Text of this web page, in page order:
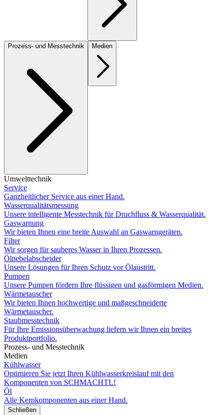
Prozess- und Messtechnik Medien
Umwelttechnik
Service
Ganzheitlicher Service aus einer Hand.
Wasserqualitätsmessung
Unsere intelligente Messtechnik für Druchfluss & Wasserqualität.
Gaswarnung
Wir bieten Ihnen eine breite Auswahl an Gaswarngeräten.
Filter
Wir sorgen für sauberes Wasser in Ihren Prozessen.
Ölnebelabscheider
Unsere Lösungen für Ihren Schutz vor Ölaustritt.
Pumpen
Unsere Pumpen fördern Ihre flüssigen und gasförmigen Medien.
Wärmetauscher
Wir bieten Ihnen hochwertige und maßgeschneiderte
Wärmetauscher.
Staubmesstechnik
Für Ihre Emissionsüberwachung liefern wir Ihnen ein breites
Produktportfolio.
Prozess- und Messtechnik
Medien
Kühlwasser
Optimieren Sie jetzt Ihren Kühlwasserkreislauf mit den
Komponenten von SCHMACHTL!
Öl
Alle Kernkomponenten aus einer Hand.
Schließen